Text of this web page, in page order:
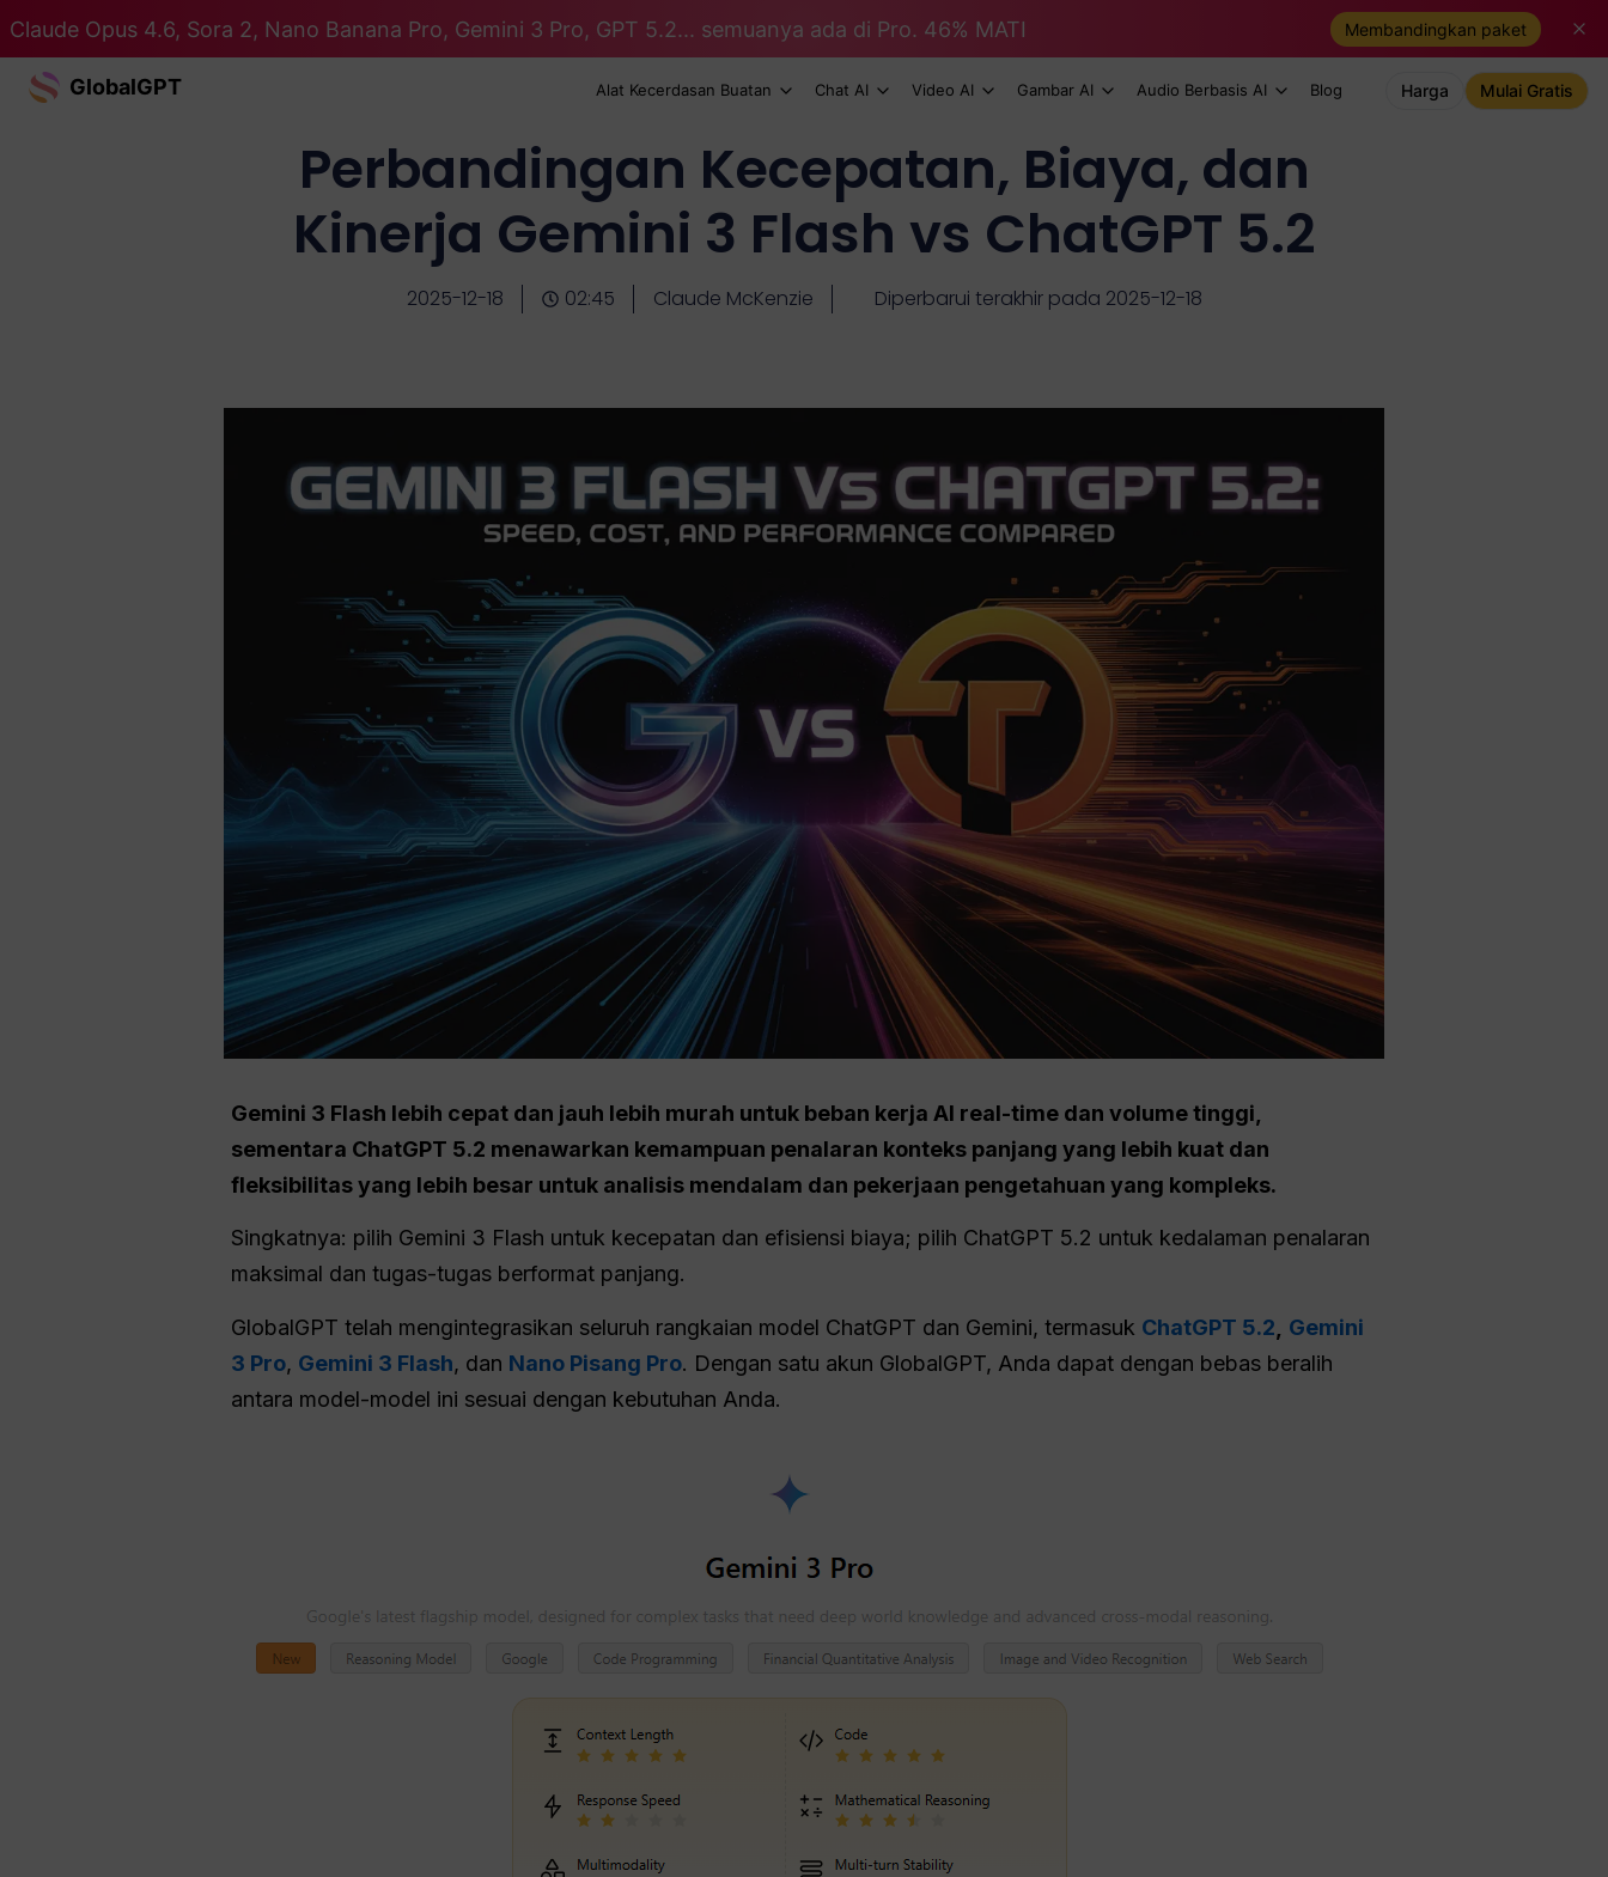
Claude Opus 4.6, Sora 2, Nano Banana Pro, Gemini 3 Pro, GPT 5.2... semuanya ada di Pro. 46% MATI Membandingkan paket
GlobalGPT Alat Kecerdasan Buatan Chat AI Video AI Gambar AI Audio Berbasis AI Blog Harga Mulai Gratis
Perbandingan Kecepatan, Biaya, dan
Kinerja Gemini 3 Flash vs ChatGPT 5.2
2025-12-18 02:45 Claude McKenzie Diperbarui terakhir pada 2025-12-18
Gemini 3 Flash lebih cepat dan jauh lebih murah untuk beban kerja AI real-time dan volume tinggi,
sementara ChatGPT 5.2 menawarkan kemampuan penalaran konteks panjang yang lebih kuat dan
fleksibilitas yang lebih besar untuk analisis mendalam dan pekerjaan pengetahuan yang kompleks.
Singkatnya: pilih Gemini 3 Flash untuk kecepatan dan efisiensi biaya; pilih ChatGPT 5.2 untuk kedalaman penalaran
maksimal dan tugas-tugas berformat panjang.
GlobalGPT telah mengintegrasikan seluruh rangkaian model ChatGPT dan Gemini, termasuk ChatGPT 5.2
Gemini
3 Pro, Gemini 3 Flash, dan Nano Pisang Pro. Dengan satu akun GlobalGPT, Anda dapat dengan bebas beralih
antara model-model ini sesuai dengan kebutuhan Anda.